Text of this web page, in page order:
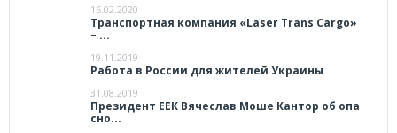
16.02.2020
Транспортная компания «Laser Trans Cargo»
– ...
19.11.2019
Работа в России для жителей Украины
31.08.2019
Президент ЕЕК Вячеслав Моше Кантор об опа
сно...